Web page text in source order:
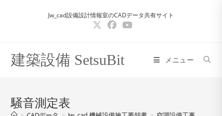
Jw_cad設備設計情報室のCADデータ共有サイト
建築設備 SetsuBit メニュー
騒音測定表